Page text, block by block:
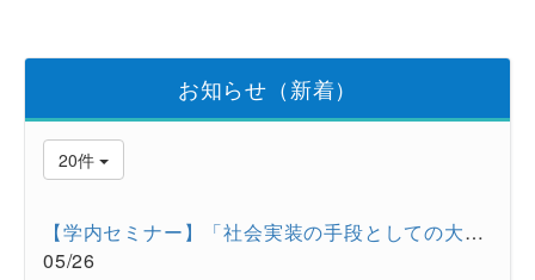
お知らせ（新着）
20件
【学内セミナー】「社会実装の手段としての大学発スタートアップ...
05/26